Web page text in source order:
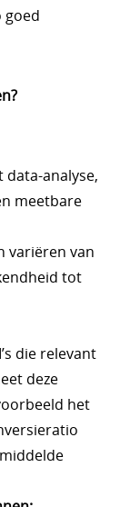
goed
data-analyse,
meetbare
variëren van
tot
die relevant
deze
het